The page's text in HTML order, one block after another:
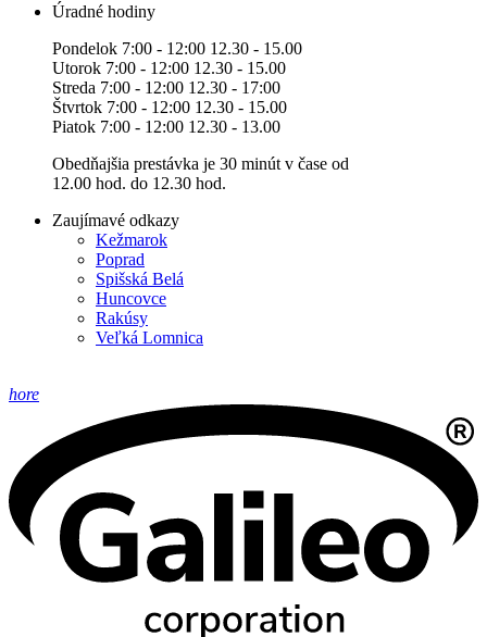
Úradné hodiny
Pondelok 7:00 - 12:00 12.30 - 15.00
Utorok 7:00 - 12:00 12.30 - 15.00
Streda 7:00 - 12:00 12.30 - 17:00
Štvrtok 7:00 - 12:00 12.30 - 15.00
Piatok 7:00 - 12:00 12.30 - 13.00
Obedňajšia prestávka je 30 minút v čase od
12.00 hod. do 12.30 hod.
Zaujímavé odkazy
Kežmarok
Poprad
Spišská Belá
Huncovce
Rakúsy
Veľká Lomnica
hore